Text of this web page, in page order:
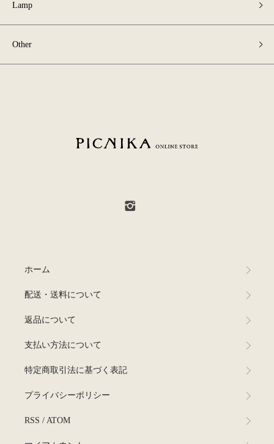
Lamp
Other
ホーム
配送・送料について
返品について
支払い方法について
特定商取引法に基づく表記
プライバシーポリシー
RSS / ATOM